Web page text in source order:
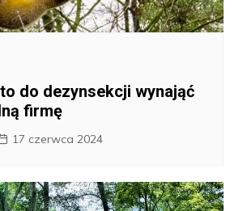
do dezynsekcji wynająć
firmę
17 czerwca 2024